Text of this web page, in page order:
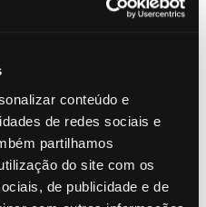
conteúdo e
de redes sociais e
partilhamos
do site com os
de publicidade e de
e boas-
Mediterrâneo
e
de Évora